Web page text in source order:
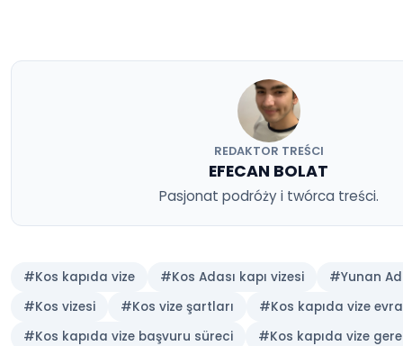
REDAKTOR TREŚCI
EFECAN BOLAT
Pasjonat podróży i twórca treści.
#Kos kapıda vize #Kos Adası kapı vizesi
#Yunan
#Kos vizesi
#Kos vize şartları
#Kos kapıda vize
#Kos kapıda vize başvuru süreci
#Kos kapıda vize